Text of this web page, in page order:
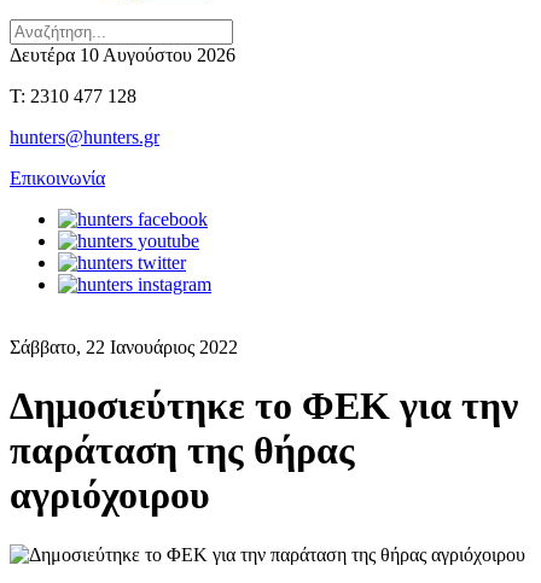
Δευτέρα 10 Αυγούστου 2026
T: 2310 477 128
hunters@hunters.gr
Επικοινωνία
Σάββατο, 22 Ιανουάριος 2022
Δημοσιεύτηκε το ΦΕΚ για την
παράταση της θήρας
αγριόχοιρου